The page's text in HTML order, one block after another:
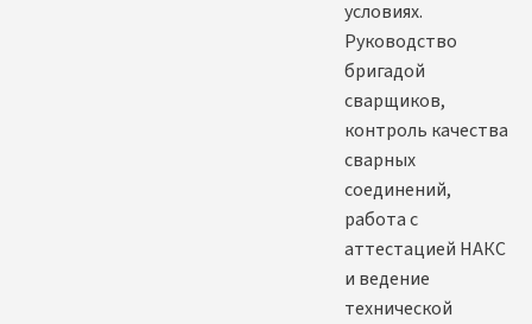
условиях.
Руководство
бригадой
сварщиков,
контроль качества
сварных
соединений,
работа с
аттестацией НАКС
и ведение
технической